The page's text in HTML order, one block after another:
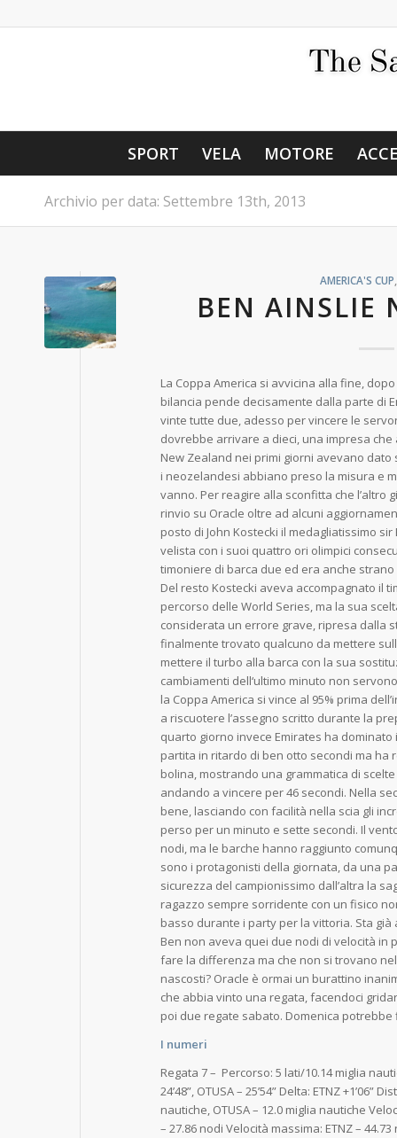
SPORT VELA MOTORE
Archivio per data: Settembre 13th, 2013
AMERICA'S CUP
BEN AINSLIE
La Coppa America si avvicina alla fine,
bilancia pende decisamente dalla parte di
vinte tutte due, adesso per vincere le
dovrebbe arrivare a dieci, una impresa
New Zealand nei primi giorni avevano
i neozelandesi abbiano preso la misura e
vanno. Per reagire alla sconfitta che l’altro
rinvio su Oracle oltre ad alcuni
posto di John Kostecki il medagliatissimo
velista con i suoi quattro ori olimpici
timoniere di barca due ed era anche
Del resto Kostecki aveva accompagnato il
percorso delle World Series, ma la sua
considerata un errore grave, ripresa dalla
finalmente trovato qualcuno da mettere
mettere il turbo alla barca con la sua
cambiamenti dell‘ultimo minuto non
la Coppa America si vince al 95% prima
a riscuotere l’assegno scritto durante la
quarto giorno invece Emirates ha
partita in ritardo di ben otto secondi ma ha
bolina, mostrando una grammatica di
andando a vincere per 46 secondi. Nella
bene, lasciando con facilità nella scia gli
perso per un minuto e sette secondi. Il
nodi, ma le barche hanno raggiunto
sono i protagonisti della giornata, da una
sicurezza del campionissimo dall’altra la
ragazzo sempre sorridente con un fisico
basso durante i party per la vittoria. Sta
Ben non aveva quei due nodi di velocità
fare la differenza ma che non si trovano
nascosti? Oracle è ormai un burattino
che abbia vinto una regata, facendoci
poi due regate sabato. Domenica
I numeri
Regata 7 – Percorso: 5 lati/10.14 miglia
24’48”, OTUSA – 25’54” Delta: ETNZ +1’06”
nautiche, OTUSA – 12.0 miglia nautiche
– 27.86 nodi Velocità massima: ETNZ –